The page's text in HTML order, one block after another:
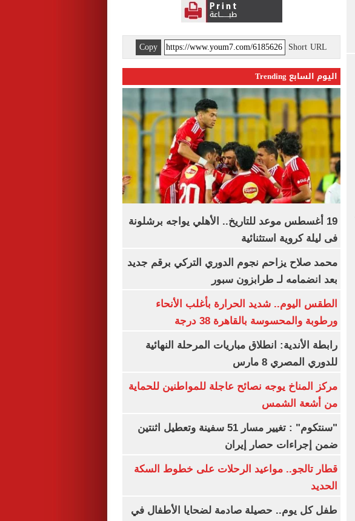
Short URL
Copy
اليوم السابع Trending
19 أغسطس موعد للتاريخ.. الأهلي يواجه برشلونة
فى ليلة كروية استثنائية
محمد صلاح يزاحم نجوم الدوري التركي برقم جديد
بعد انضمامه لـ طرابزون سبور
الطقس اليوم.. شديد الحرارة بأغلب الأنحاء
ورطوبة والمحسوسة بالقاهرة 38 درجة
رابطة الأندية: انطلاق مباريات المرحلة النهائية
للدوري المصري 8 مارس
مركز المناخ يوجه نصائح عاجلة للمواطنين للحماية
من أشعة الشمس
"سنتكوم" : تغيير مسار 51 سفينة وتعطيل اثنتين
ضمن إجراءات حصار إيران
قطار تالجو.. مواعيد الرحلات على خطوط السكة
الحديد
طفل كل يوم.. حصيلة صادمة لضحايا الأطفال في